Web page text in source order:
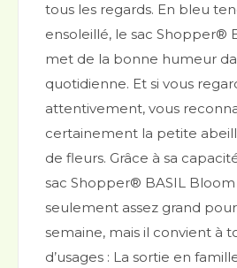
tous les regards. En bleu
ensoleillé, le sac Shopper®
met de la bonne humeur
quotidienne. Et si vous
attentivement, vous
certainement la petite
de fleurs. Grâce à sa
sac Shopper® BASIL Bloom
seulement assez grand
semaine, mais il convient à
d’usages : La sortie en